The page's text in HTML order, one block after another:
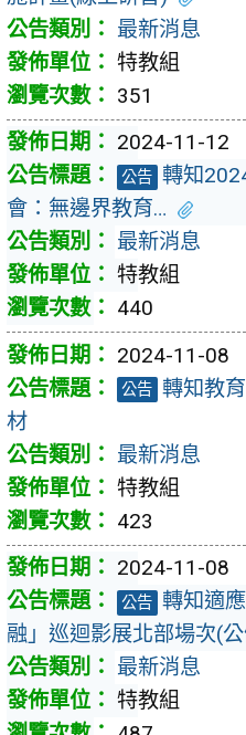
最新消息
特教組
351
2024-11-12
公告 轉知
會：無邊界教育…
最新消息
特教組
440
2024-11-08
公告 轉知教
材
最新消息
特教組
423
2024-11-08
公告 轉知適
融」巡迴影展北部場次(
最新消息
特教組